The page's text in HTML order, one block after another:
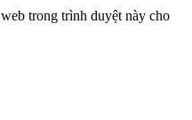
trong trình duyệt này cho